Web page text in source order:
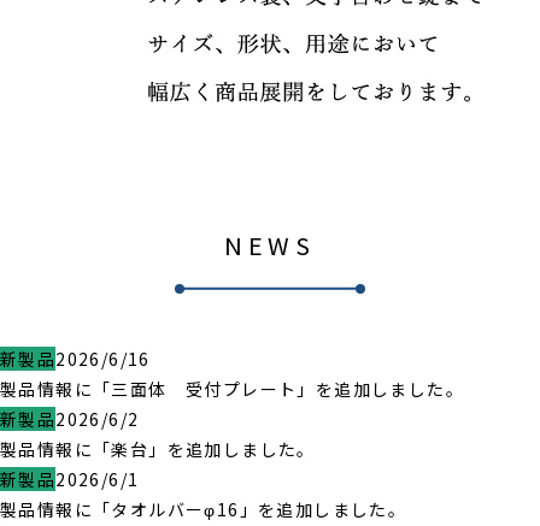
NEWS
新製品2026/6/16
製品情報に「三面体 受付プレート」を追加しました。
新製品2026/6/2
製品情報に「楽台」を追加しました。
新製品2026/6/1
製品情報に「タオルバーφ16」を追加しました。